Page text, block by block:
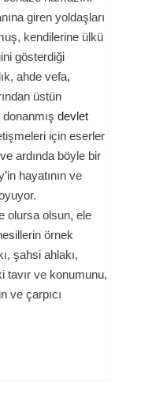
giren yoldaşları
kendilerine ülkü
gösterdiği
ahde vefa,
üstün
devlet
için eserler
ardında böyle bir
hayatının ve
olursa olsun, ele
örnek
şahsi ahlakı,
tavır ve konumunu,
ve çarpıcı